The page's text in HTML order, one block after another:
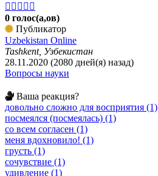
    
0 голос(а,ов)
Публикатор
Uzbekistan Online
Tashkent, Узбекистан
28.11.2020 (2080 дней(я) назад)
Вопросы науки
Ваша реакция?
довольно сложно для восприятия (1)
посмеялся (посмеялась) (1)
со всем согласен (1)
меня вдохновило! (1)
грусть (1)
сочувствие (1)
удивление (1)